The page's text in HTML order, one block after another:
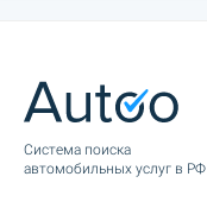
Cистема поиска
автомобильных услуг в РФ